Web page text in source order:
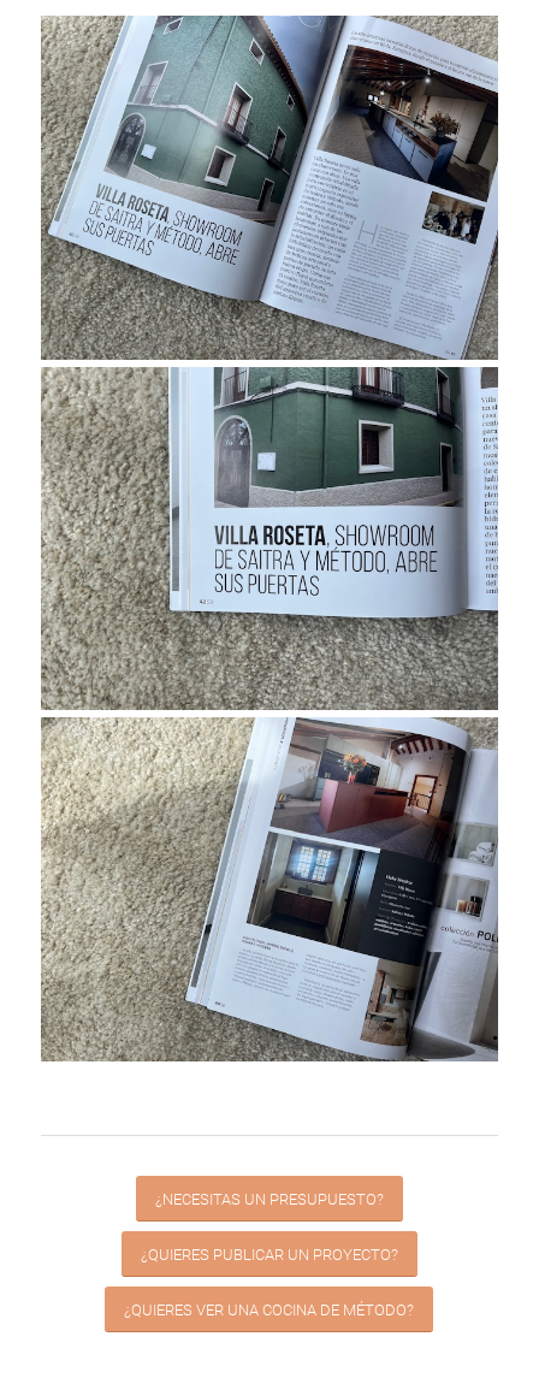
¿NECESITAS UN PRESUPUESTO?
¿QUIERES PUBLICAR UN PROYECTO?
¿QUIERES VER UNA COCINA DE MÉTODO?